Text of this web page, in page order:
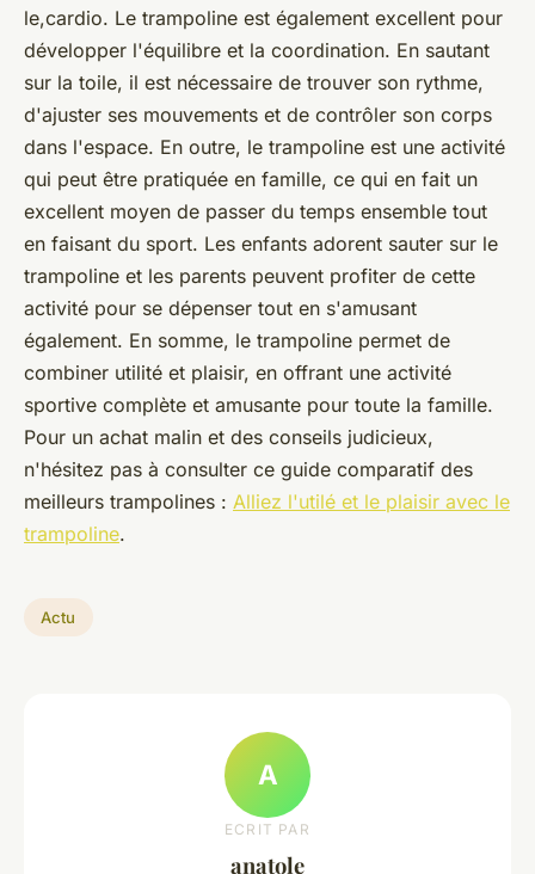
le,cardio. Le trampoline est également excellent pour
développer l'équilibre et la coordination. En sautant
sur la toile, il est nécessaire de trouver son rythme,
d'ajuster ses mouvements et de contrôler son corps
dans l'espace. En outre, le trampoline est une activité
qui peut être pratiquée en famille, ce qui en fait un
excellent moyen de passer du temps ensemble tout
en faisant du sport. Les enfants adorent sauter sur le
trampoline et les parents peuvent profiter de cette
activité pour se dépenser tout en s'amusant
également. En somme, le trampoline permet de
combiner utilité et plaisir, en offrant une activité
sportive complète et amusante pour toute la famille.
Pour un achat malin et des conseils judicieux,
n'hésitez pas à consulter ce guide comparatif des
meilleurs trampolines : Alliez l'utilé et le plaisir avec le
trampoline.
Actu
A
ECRIT PAR
anatole